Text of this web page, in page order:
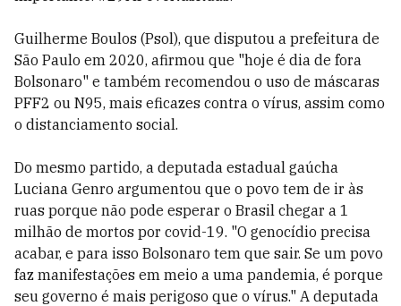
Guilherme Boulos (Psol), que disputou a prefeitura de
São Paulo em 2020, afirmou que "hoje é dia de fora
Bolsonaro" e também recomendou o uso de máscaras
PFF2 ou N95, mais eficazes contra o vírus, assim como
o distanciamento social.
Do mesmo partido, a deputada estadual gaúcha
Luciana Genro argumentou que o povo tem de ir às
ruas porque não pode esperar o Brasil chegar a 1
milhão de mortos por covid-19. "O genocídio precisa
acabar, e para isso Bolsonaro tem que sair. Se um povo
faz manifestações em meio a uma pandemia, é porque
seu governo é mais perigoso que o vírus." A deputada